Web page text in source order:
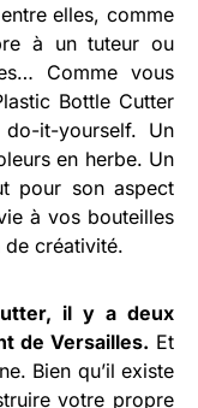
elles, comme
à un tuteur ou
Comme vous
Bottle Cutter
it-yourself. Un
en herbe. Un
pour son aspect
à vos bouteilles
de créativité.
il y a deux
de Versailles. Et
Bien qu’il existe
votre propre